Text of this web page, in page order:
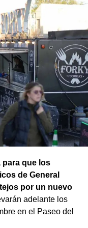
rescató un
característica de
su evaluación y
los cuidados
de ser liberada
López, destacó
rescate refleja
la protección de
responsable
destacar
los
para que los
de General
por un nuevo
adelante los
en el Paseo del